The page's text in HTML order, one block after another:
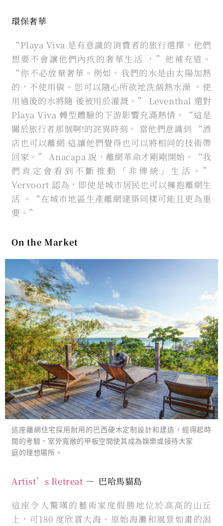
環保奢華
“Playa Viva 是有意識的消費者的旅行選擇，他們
想要不會讓他們內疚的奢華生活 ，”他補充道。
“你不必放棄奢華。例如，我們的水是由太陽加熱
的，不使用碳。您可以隨心所欲地洗個熱水澡 ，使
用過後的水將隨 後被用於灌溉。” Leventhal 還對
Playa Viva 轉型體驗的下游影響充滿熱情。“這是
關於旅行者那個啊!的詫異時刻， 當他們意識到 “酒
店也可以離網 這讓他們覺得也可以將相同的技術帶
回家。” Anacapa 說，離網革命才剛剛開始。“我
們肯定會看到不斷推動「非傳統」生活。”
Vervoort 認為，即使是城市居民也可以擁抱離網生
活 。“在城市地區生產離網建築同樣可能且更為重
要。”
On the Market
這座離網住宅採用耐用的巴西硬木定制設計和建造，經得起時
間的考驗。室外寬敞的甲板空間使其成為娛樂或接待大家
庭的理想場所。
Artist’s Retreat — 巴哈馬貓島
這座令人驚嘆的藝術家度假勝地位於高高的山丘
上，可180 度欣賞大海、原始海灘和風景如畫的潟